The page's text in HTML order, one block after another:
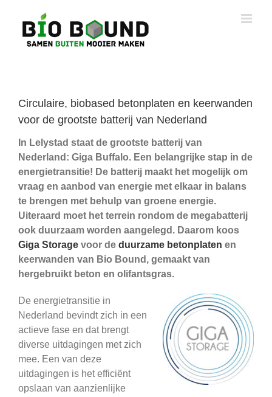
inhoud
Circulaire, biobased betonplaten en keerwanden
voor de grootste batterij van Nederland
In Lelystad staat de grootste batterij van
Nederland: Giga Buffalo. Een belangrijke stap in de
energietransitie! De batterij maakt het mogelijk om
vraag en aanbod van energie met elkaar in balans
te brengen met behulp van groene energie.
Uiteraard moet het terrein rondom de megabatterij
ook duurzaam worden aangelegd. Daarom koos
Giga Storage voor de duurzame betonplaten en
keerwanden van Bio Bound, gemaakt van
hergebruikt beton en olifantsgras.
De energietransitie in
Nederland bevindt zich in een
actieve fase en dat brengt
diverse uitdagingen met zich
mee. Een van deze
uitdagingen is het efficiënt
opslaan van aanzienlijke